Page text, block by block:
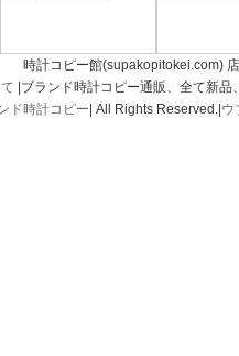
時計コピー館(supakopitokei.com)
|ブランド時計コピー通販、全て新
ド時計コピー | All Rights Reserved.| ウ